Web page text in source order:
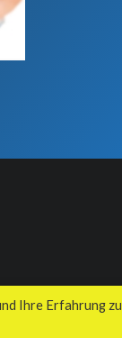
Ihre Erfahrung zu